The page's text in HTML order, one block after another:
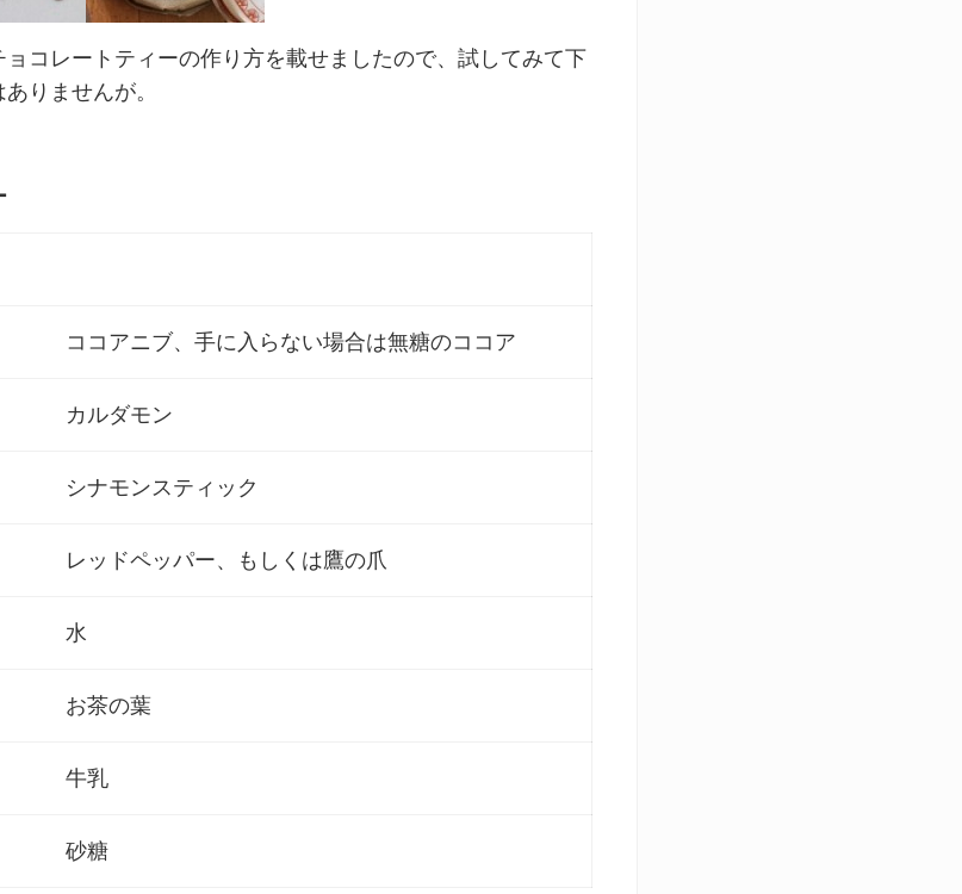
コレートティーの作り方を載せましたので、試してみて下
りませんが。
ココアニブ、手に入らない場合は無糖のココア
カルダモン
シナモンスティック
レッドペッパー、もしくは鷹の爪
水
お茶の葉
牛乳
砂糖